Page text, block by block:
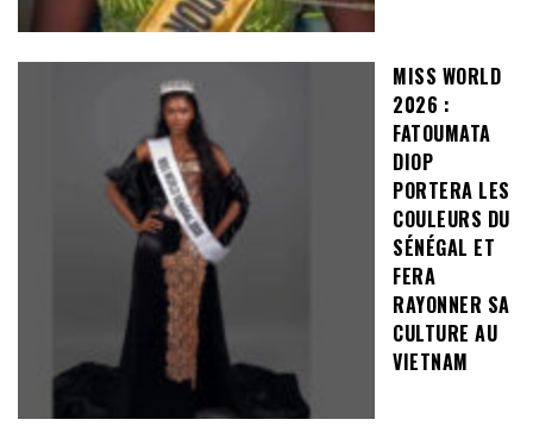
MISS WORLD
2026 :
FATOUMATA
DIOP
PORTERA LES
COULEURS DU
SÉNÉGAL ET
FERA
RAYONNER SA
CULTURE AU
VIETNAM